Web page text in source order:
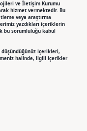
ve İletişim Kurumu
hizmet vermektedir. Bu
veya araştırma
yazdıkları içeriklerin
bu sorumluluğu kabul
düşündüğünüz içerikleri,
halinde, ilgili içerikler